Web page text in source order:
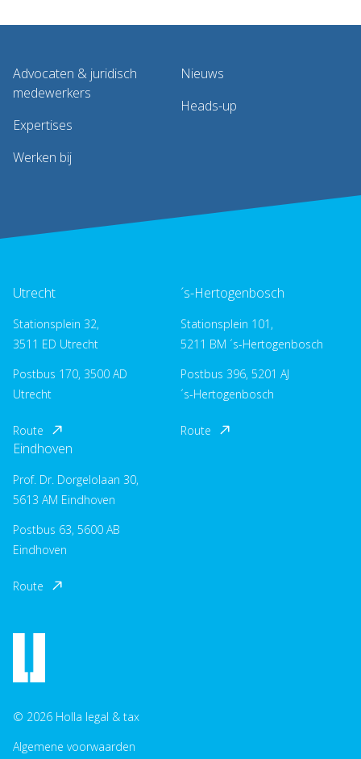
Advocaten & juridisch
medewerkers
Expertises
Werken bij
Nieuws
Heads-up
Utrecht
Stationsplein 32,
3511 ED Utrecht
Postbus 170, 3500 AD
Utrecht
Route
´s-Hertogenbosch
Stationsplein 101,
5211 BM ´s-Hertogenbosch
Postbus 396, 5201 AJ
´s-Hertogenbosch
Route
Eindhoven
Prof. Dr. Dorgelolaan 30,
5613 AM Eindhoven
Postbus 63, 5600 AB
Eindhoven
Route
© 2026 Holla legal & tax
Algemene voorwaarden